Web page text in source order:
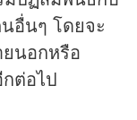
อื่นๆ โดยจะ
นอกหรือ
ต่อไป